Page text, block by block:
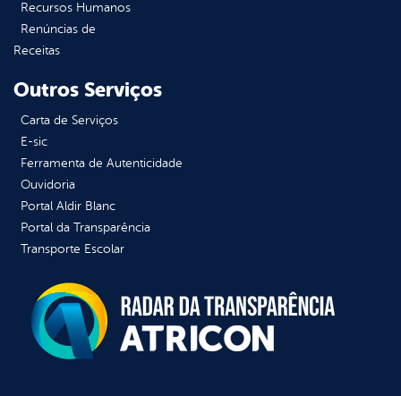
Recursos Humanos
Renúncias de
Receitas
Outros Serviços
Carta de Serviços
E-sic
Ferramenta de Autenticidade
Ouvidoria
Portal Aldir Blanc
Portal da Transparência
Transporte Escolar